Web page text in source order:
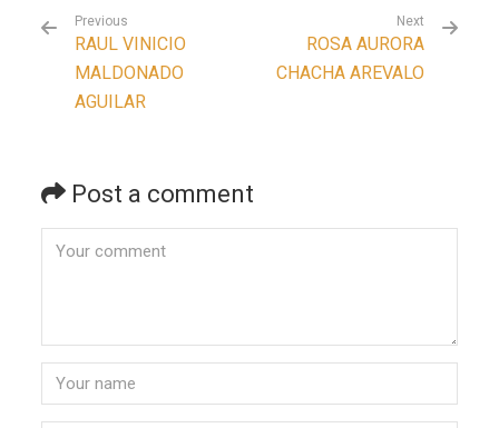
Previous
RAUL VINICIO
MALDONADO
AGUILAR
Next
ROSA AURORA
CHACHA AREVALO
Post a comment